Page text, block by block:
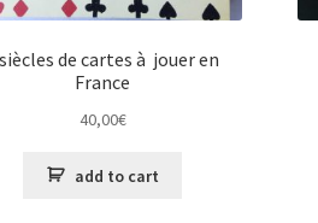
de cartes à jouer en
France
40,00€
add to cart